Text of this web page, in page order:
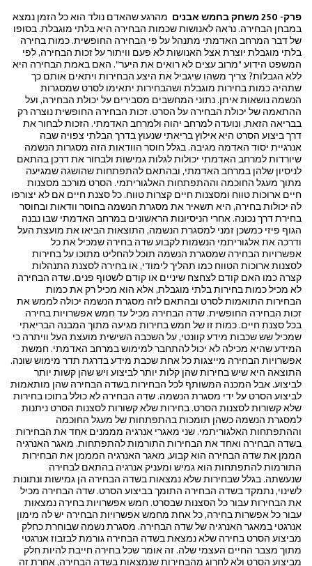
פרק- 250 משחק בחמש אבנים
מהרגע שהאדם נולד הוא כל הזמן נמצא
במבחן הבחירה. נראה לאנושות שכמות הבחירה היא בלתי מוגבלת. בסופו
של דבר המרחב האדמתי מתנהל על פי הבחירה החופשית. כמות בחירה
בלתי מוגבלת יוצרת אצל האנושות לא פעם וויתור על זכות הבחירה, לפי
המשפט הידוע "מרוב עצים לא רואים את היער". האם באמת הבחירה היא
ללא הגבלות? צריך משהו שיגביל את היצע הבחירות ויתאים אותם כך
שתהיה כמות בחירות מוגבלת ושהבחירות יתאימו לסרט שמסגרות
הנשמה נושאות איתן. נתוני המחשבים מסבירים על יכולת הבחירה, ועל
ההתאמה של יכולת הבחירה על הסרט. זכות הבחירה החופשית נוצרה רק
בבריאה הזאת, ונועדה למרחב יהוה ולמרחב האדמתי. הזכות לבחור את
דרך ביצוע הסרט היא אילוץ בריאתי שנעוץ בדרך הבלתי צפויה שבה
אנרגיית יסוד האדמה מגיבה. בגלל חוסר הוודאות הזה מסגרות הנשמה
שיורדות למרחב האדמתי יכולות לגלות גמישות ולבחור את דרכן בהתאם
לניסיון שלהן במרחב האדמתי, ובהתאם להתפתחות שהושגה שמגיעה
מתוך מעגל החוכמה וההתפתחות האלגוריתמי. הסרט מורכב מסצנות
חיים ארוכות טווח ומסצנות חיים קצרות טווח. כל סצנת חיים אם לא יצורפו
לה יכולות בחירה, היא תשאיר את מסגרת הנשמה בחוסר וודאות ובחוסר
בחירת דרך נכונה. אחרי הניסיונות הראשונים במרחב האדמתי שבו נבנה
הגוף פיזי כמשכן זמני למסגרת הנשמה, התוצאות הביאו את מועצת העל
ודרכה את אלגוריתמי הנשמות לקבוע שדה בחירה שמכיל את כל
אפשרויות הבחירה שמסגרת הנשמה תוכל להחליט מתוכו על בחירות
לסצנות ארוכות הטווח כמו תהליך לימודי, או בחירה לסצנת התנהלות
קצרה כמו האם קודם לצחצח שיניים או קודם לשטוף פנים. שדה הבחירה
לא מכיל כמות בחירות בלתי מוגבלת, אלא הוא מכיל רק את כמות
הבחירות התואמות לסרט ובהתאם לזה מסגרת הנשמה יכולה לממש את
זכות הבחירה החופשית. שדה הבחירה מכיל עד חמש אפשרויות בחירה
בכל סצנת חיים. כמות זו של חמש בחירות מגיעה מתוך המבנה הבריאתי
שמכיל שש שכבות מידע קוונטי, על השכבה השישית מועצת העל וויתרה כי
המידע שהיא מכילה לא יכול להתחבר למימוש במרחב האדמתי. חמשת
אפשרויות הבחירה מייצגות כל אחת שכבת מידע בדרגת תדר מימוש שונה.
התוצאה היא שיש בחירות שהן קלות יותר לביצוע ויש שהן קשות יותר
לביצוע. אבל המכנה המשותף לכל הבחירות בשדה הבחירה שהן מותאמות
לביצוע הסרט על ידי מסגרת הנשמה. שדה הבחירה לא כולל בתוכו בחירות
שלא קשורות לסצנות הסרט. בחירות שלא קשורות לסצנות הסרט ניתנות
למסגרת הנשמה כשהן תומכות בהתפתחות של מעגל החוכמה
וההתפתחות האלגוריתמי. שני מאגרי אנרגיה מממנים אחד את הבחירות
בשדה הבחירה ואחד את הבחירות התורמות להתפתחות. מאגר האנרגיה
הממן את שדה הבחירה הוא קבוע, מאגר האנרגיה המממן את הבחירות
התורמות להתפתחות הוא גמיש ומעניק אנרגיה בהתאם לבחירה
שנעשתה. בגלל שבחירות שלא נמצאות בשדה הבחירה הן גמישות ונתונות
לשינוי, נתמקד בשדה הבחירה התומך בביצוע הסרט. שדה הבחירה מכיל
את הבחירות עבור כל הסצנות שבסרט. חמש אפשרויות בחירה נמצאות
עבור כל אפשרות בחירה, כל אחת מחמש אפשרויות הבחירה יש לה מימון
אנרגטי במאגר האנרגיה של שדה הבחירה. מסגרת נשמה שבוחרת כחלק
מביצוע הסרט בחירה שלא נמצאת בשדה הבחירה גורמת לבזבוז אנרגטי
מתוך מצבר החיים העצמי שלה. זה אומר שכל בחירה חייבת להיות חלק
מביצוע הסרט ולא לחרוג מהבחירות שנמצאות בשדה הבחירה, אחרת זה